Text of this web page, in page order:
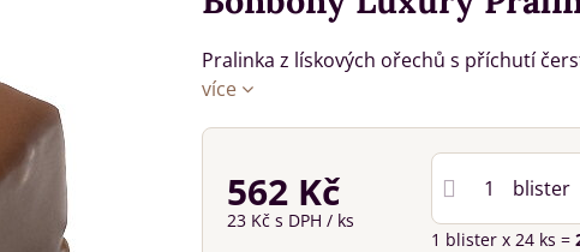
Pralinka z lískových ořechů s příchutí
více
562 Kč
23 Kč s DPH / ks
blister
1 blisterx 24 ks =